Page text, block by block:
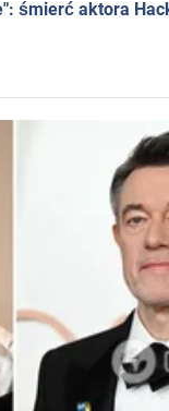
śmierć aktora